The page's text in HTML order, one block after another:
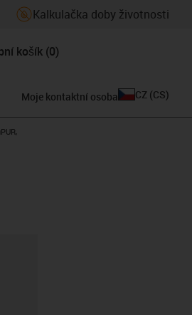
Kalkulačka doby životnosti
košík (0)
Moje kontaktní osoba CZ (CS)